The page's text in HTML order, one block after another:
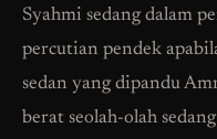
Syahmi sedang dalam
percutian pendek
sedan yang dipandu
berat seolah-olah